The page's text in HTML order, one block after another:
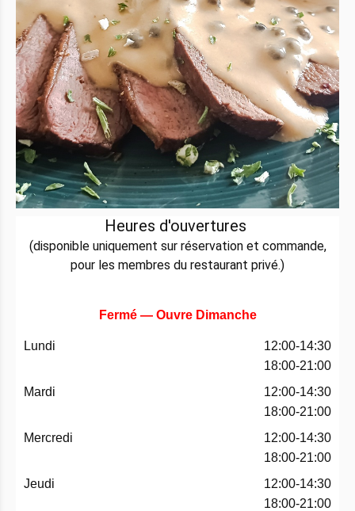
Heures d'ouvertures
(disponible uniquement sur réservation et commande,
pour les membres du restaurant privé.)
Fermé — Ouvre Dimanche
Lundi
12:00-14:30
18:00-21:00
Mardi
12:00-14:30
18:00-21:00
Mercredi
12:00-14:30
18:00-21:00
Jeudi
12:00-14:30
18:00-21:00